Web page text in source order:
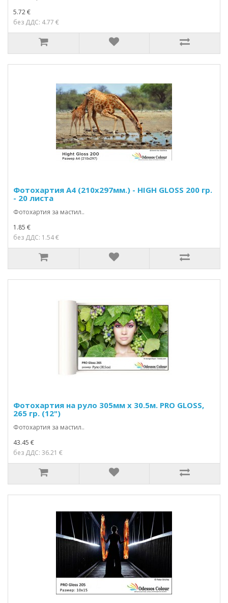
5.72 €
без ДДС: 4.77 €
Фотохартия А4 (210x297мм.) - HIGH GLOSS 200 гр.
- 20 листа
Фотохартия за мастил..
1.85 €
без ДДС: 1.54 €
Фотохартия на руло 305мм х 30.5м. PRO GLOSS,
265 гр. (12")
Фотохартия за мастил..
43.45 €
без ДДС: 36.21 €